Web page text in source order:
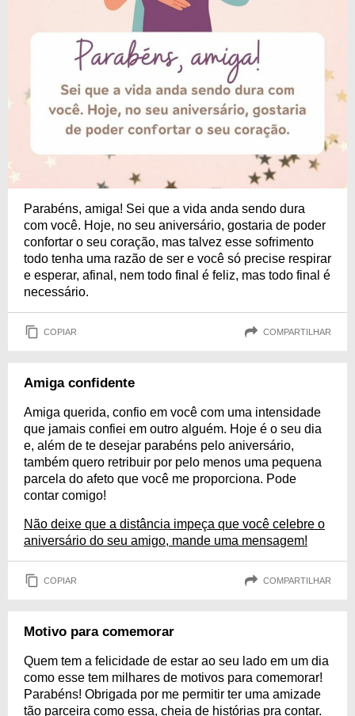
Parabéns, amiga! Sei que a vida anda sendo dura
com você. Hoje, no seu aniversário, gostaria de poder
confortar o seu coração, mas talvez esse sofrimento
todo tenha uma razão de ser e você só precise respirar
e esperar, afinal, nem todo final é feliz, mas todo final é
necessário.
COPIAR COMPARTILHAR
Amiga confidente
Amiga querida, confio em você com uma intensidade
que jamais confiei em outro alguém. Hoje é o seu dia
e, além de te desejar parabéns pelo aniversário,
também quero retribuir por pelo menos uma pequena
parcela do afeto que você me proporciona. Pode
contar comigo!
Não deixe que a distância impeça que você celebre o
aniversário do seu amigo, mande uma mensagem!
COPIAR COMPARTILHAR
Motivo para comemorar
Quem tem a felicidade de estar ao seu lado em um dia
como esse tem milhares de motivos para comemorar!
Parabéns! Obrigada por me permitir ter uma amizade
tão parceira como essa, cheia de histórias pra contar.